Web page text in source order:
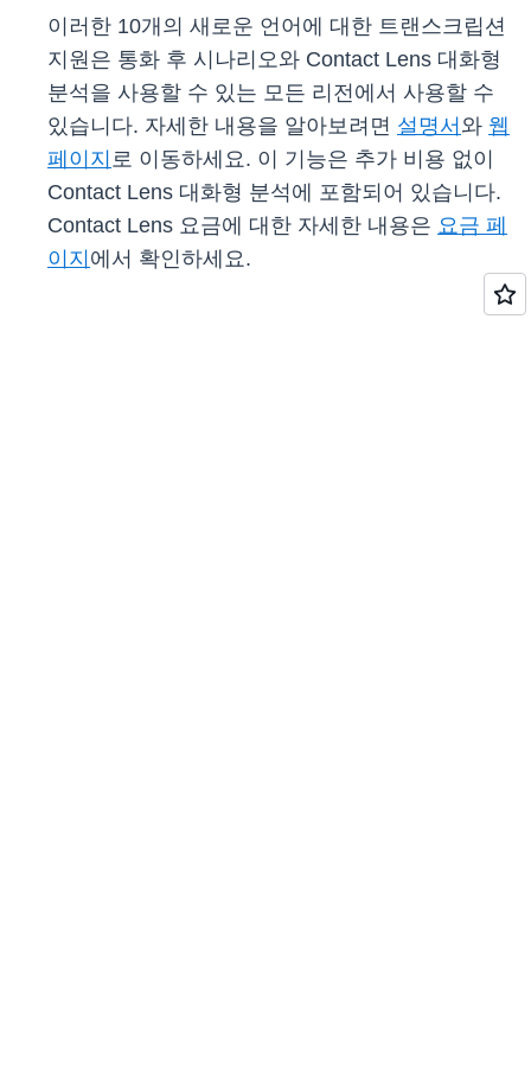
이러한 10개의 새로운 언어에 대한 트랜스크립션
지원은 통화 후 시나리오와 Contact Lens 대화형
분석을 사용할 수 있는 모든 리전에서 사용할 수
있습니다. 자세한 내용을 알아보려면 설명서 와 웹
페이지 로 이동하세요. 이 기능은 추가 비용 없이
Contact Lens 대화형 분석에 포함되어 있습니다.
Contact Lens 요금에 대한 자세한 내용은 요금 페
이지 에서 확인하세요.